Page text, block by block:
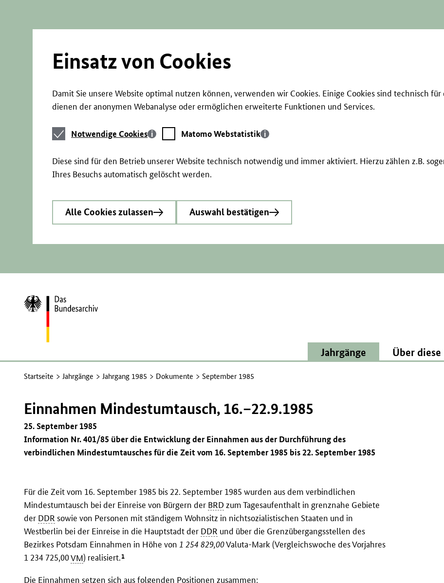
Einsatz von Cookies
Damit Sie unsere Website optimal nutzen können, verwenden wir Cookies. Einige Cookies sind technisch
dienen der anonymen Webanalyse oder ermöglichen erweiterte Funktionen und Services.
Notwendige
Cookies
Notwendige Cookies
Matomo
Webstatistik
Matomo Webstatistik
Diese sind für den Betrieb unserer Website technisch notwendig und immer aktiviert. Hierzu zählen z.B.
Ihres Besuchs automatisch gelöscht werden.
Alle Cookies zulassen Auswahl bestätigen
Zur
Startseite
Jahrgänge Über
Startseite Jahrgänge Jahrgang 1985 Dokumente September 1985
Einnahmen Mindestumtausch, 16.–22.9.1985
25. September 1985
Information Nr. 401/85 über die Entwicklung der Einnahmen aus der Durchführung des
verbindlichen Mindestumtausches für die Zeit vom 16. September 1985 bis 22. September 1985
Für die Zeit vom 16. September 1985 bis 22. September 1985 wurden aus dem verbindlichen
Mindestumtausch bei der Einreise von Bürgern der BRD zum Tagesaufenthalt in grenznahe Gebiete
der DDR sowie von Personen mit ständigem Wohnsitz in nichtsozialistischen Staaten und in
Westberlin bei der Einreise in die Hauptstadt der DDR und über die Grenzübergangsstellen des
Bezirkes Potsdam Einnahmen in Höhe von1 254 829,00Valuta-Mark (Vergleichswoche des Vorjahres
1 234 725,00VM) realisiert.1
Die Einnahmen setzen sich aus folgenden Positionen zusammen: